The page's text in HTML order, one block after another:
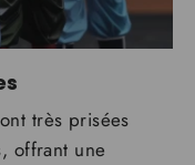
très prisées
offrant une